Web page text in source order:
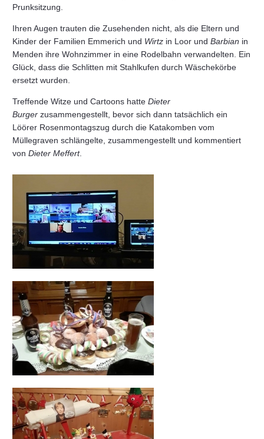
Prunksitzung.
Ihren Augen trauten die Zusehenden nicht, als die Eltern und
Kinder der Familien Emmerich und Wirtz in Loor und Barbian in
Menden ihre Wohnzimmer in eine Rodelbahn verwandelten. Ein
Glück, dass die Schlitten mit Stahlkufen durch Wäschekörbe
ersetzt wurden.
Treffende Witze und Cartoons hatte Dieter
Burger zusammengestellt, bevor sich dann tatsächlich ein
Löörer Rosenmontagszug durch die Katakomben vom
Müllegraven schlängelte, zusammengestellt und kommentiert
von Dieter Meffert.